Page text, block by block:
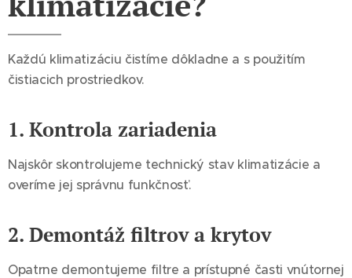
Každú klimatizáciu čistíme dôkladne a s použitím
čistiacich prostriedkov.
1. Kontrola zariadenia
Najskôr skontrolujeme technický stav klimatizácie a
overíme jej správnu funkčnosť.
2. Demontáž filtrov a krytov
Opatrne demontujeme filtre a prístupné časti vnútornej